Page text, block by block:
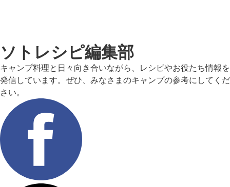
ソトレシピ編集部
キャンプ料理と日々向き合いながら、レシピやお役たち情報を
発信しています。ぜひ、みなさまのキャンプの参考にしてくだ
さい。